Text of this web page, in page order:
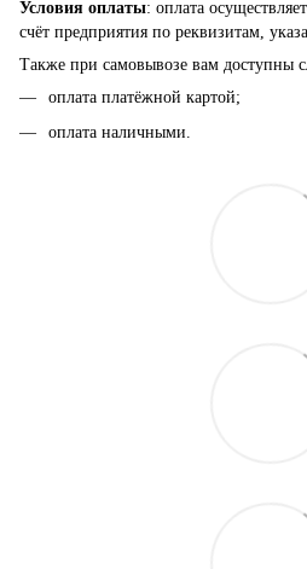
Условия оплаты: оплата
счёт предприятия по реквизитам,
Также при самовывозе вам доступны
оплата платёжной картой;
оплата наличными.